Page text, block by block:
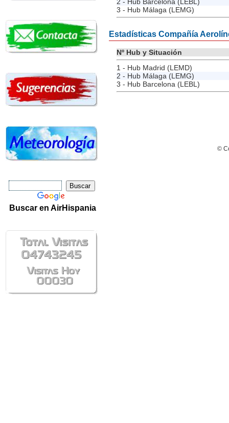
Buscar en AirHispania
3 - Hub Málaga (LEMG)
Estadísticas Compañía
Nº Hub y Situación
1 - Hub Madrid (LEMD)
2 - Hub Málaga (LEMG)
3 - Hub Barcelona (LEBL)
©